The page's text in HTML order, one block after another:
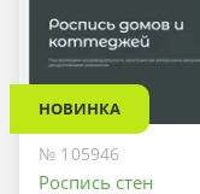
НОВИНКА
№ 105946
Роспись стен